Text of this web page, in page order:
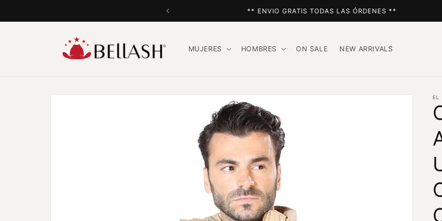
al contenido
** ENVIO GRATIS TODAS LAS ÓRDENES **
MUJERES HOMBRES ON SALE NEW ARRIVALS
directamente
EL